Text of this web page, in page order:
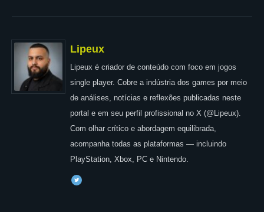
Lipeux
Lipeux é criador de conteúdo com foco em jogos
single player. Cobre a indústria dos games por meio
de análises, notícias e reflexões publicadas neste
portal e em seu perfil profissional no X (@Lipeux).
Com olhar crítico e abordagem equilibrada,
acompanha todas as plataformas — incluindo
PlayStation, Xbox, PC e Nintendo.